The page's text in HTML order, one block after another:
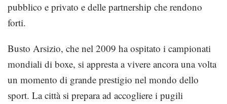
pubblico e privato e delle partnership che rendono
forti.
Busto Arsizio, che nel 2009 ha ospitato i campionati
mondiali di boxe, si appresta a vivere ancora una volta
un momento di grande prestigio nel mondo dello
sport. La città si prepara ad accogliere i pugili